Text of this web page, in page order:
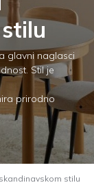
glavni naglasci
Stil je
prirodno
stilu